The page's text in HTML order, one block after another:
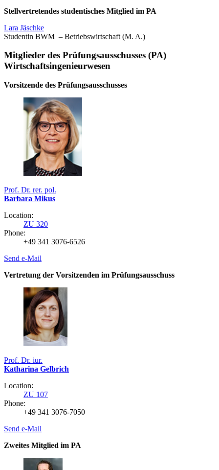
Stellvertretendes studentisches Mitglied im PA
Lara Jäschke
Studentin BWM – Betriebswirtschaft (M. A.)
Mitglieder des Prüfungsausschusses (PA)
Wirtschaftsingenieurwesen
Vorsitzende des Prüfungsausschusses
Prof. Dr. rer. pol.
Barbara Mikus
Location:
ZU 320
Phone:
+49 341 3076-6526
Send e-Mail
Vertretung der Vorsitzenden im Prüfungsausschuss
Prof. Dr. iur.
Katharina Gelbrich
Location:
ZU 107
Phone:
+49 341 3076-7050
Send e-Mail
Zweites Mitglied im PA